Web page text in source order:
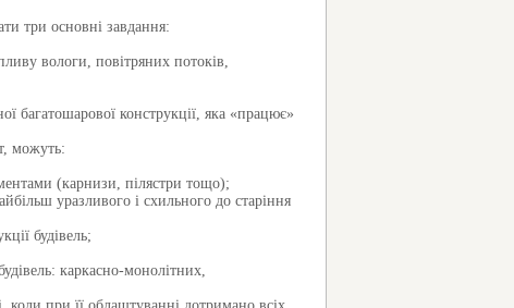
три основні завдання:
вологи, повітряних потоків,
багатошарової конструкції, яка «працює»
можуть:
(карнизи, пілястри тощо);
уразливого і схильного до старіння
будівель;
каркасно-монолітних,